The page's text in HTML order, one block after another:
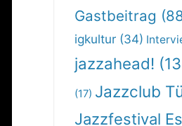
Gastbeitrag
igkultur (34)
jazzahead!
(17) Jazzclub
Jazzfestival